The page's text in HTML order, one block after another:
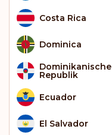
Costa Rica
Dominica
Dominikanische
Republik
Ecuador
El Salvador